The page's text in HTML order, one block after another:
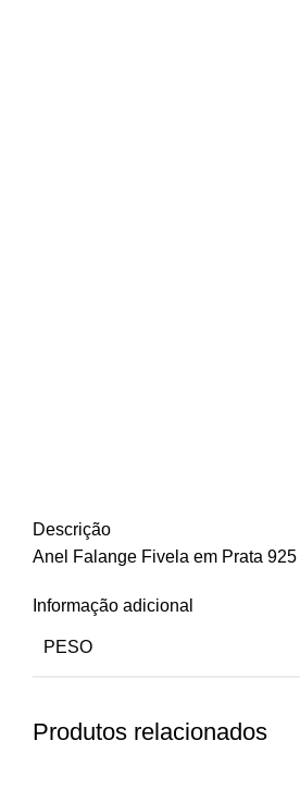
Descrição
Anel Falange Fivela em Prata
Informação adicional
PESO
Produtos relacionados